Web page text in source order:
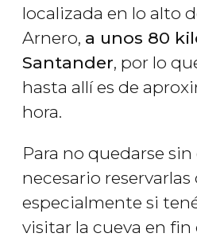
localizada en lo alto
Arnero, a unos 80
Santander, por lo
hasta allí es de
hora.
Para no quedarse sin
necesario
especialmente si
visitar la cueva en fin